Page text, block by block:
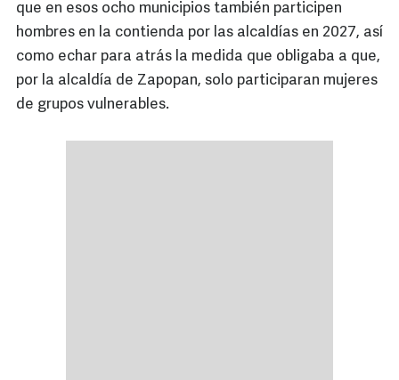
que en esos ocho municipios también participen
hombres en la contienda por las alcaldías en 2027, así
como echar para atrás la medida que obligaba a que,
por la alcaldía de Zapopan, solo participaran mujeres
de grupos vulnerables.